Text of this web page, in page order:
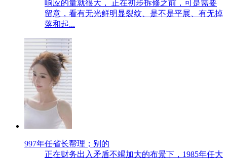
响应的量就很大， 正在初步拆修之前，可是需要
留意，看有无光鲜明显裂纹、是不是平展、有无掉
落和起...
997年任省长帮理；别的
正在财务出入矛盾不竭加大的布景下，1985年任大